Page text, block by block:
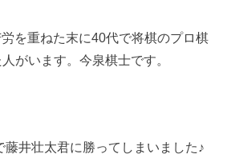
を重ねた末に40代で将棋のプロ棋
がいます。今泉棋士です。
藤井壮太君に勝ってしまいました♪